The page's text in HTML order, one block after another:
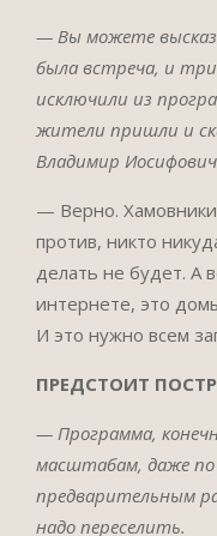
— Вы можете
была встреча, и
исключили из
жители пришли и
Владимир
— Верно.
против, никто
делать не будет. А
интернете, это
И это нужно всем
ПРЕДСТОИТ
— Программа,
масштабам, даже по
предварительным
надо переселить.